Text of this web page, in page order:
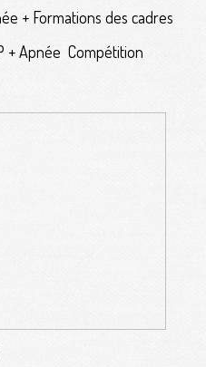
Formations des cadres
Apnée Compétition